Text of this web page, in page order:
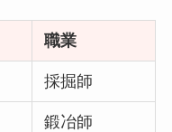
職業
採掘師
鍛冶師